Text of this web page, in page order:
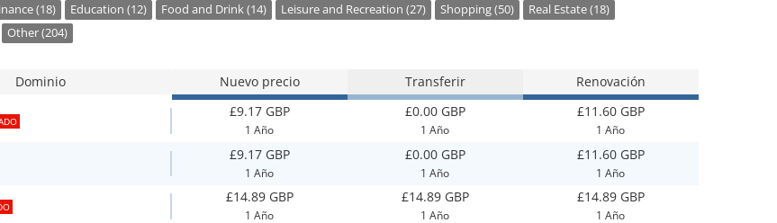
(18)
Education (12) Food and Drink (14) Leisure and Recreation (27) Shopping (50)
Real Estate (18)
Other (204)
Dominio Nuevo precio Transferir Renovación
£9.17 GBP
1 Año
£0.00 GBP
1 Año
£11.60 GBP
1 Año
£9.17 GBP
1 Año
£0.00 GBP
1 Año
£11.60 GBP
1 Año
£14.89 GBP
1 Año
£14.89 GBP
1 Año
£14.89 GBP
1 Año